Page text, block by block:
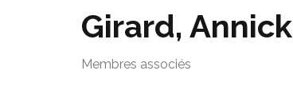
Girard, Annick
Membres associés